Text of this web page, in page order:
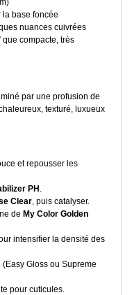
la base foncée
nuances cuivrées
que compacte, très
par une profusion de
texturé, luxueux
et repousser les
PH .
Clear, puis catalyser.
de My Color Golden
intensifier la densité des
(Easy Gloss ou Supreme
pour cuticules.